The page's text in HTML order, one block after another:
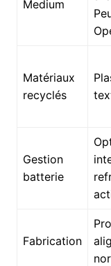
Medium
Matériaux
recyclés
Gestion
batterie
Fabrication